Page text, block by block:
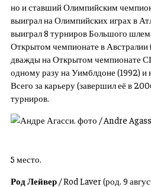
но и ставший Олимпийским
выиграл на Олимпийских играх в
выиграл 8 турниров Большого
Открытом чемпионате в
дважды на Открытом чемпионате
одному разу на Уимблдоне (1992) и
Всего за карьеру (завершил её в
турниров.
5 место.
Род Лейвер / Rod Laver (род. 9